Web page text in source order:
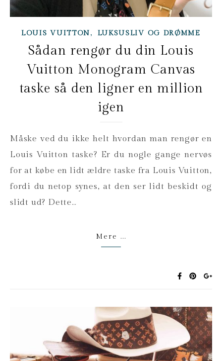
LOUIS VUITTON, LUKSUSLIV OG DRØMME
Sådan rengør du din Louis
Vuitton Monogram Canvas
taske så den ligner en million
igen
Måske ved du ikke helt hvordan man rengør en
Louis Vuitton taske? Er du nogle gange nervøs
for at købe en lidt ældre taske fra Louis Vuitton,
fordi du netop synes, at den ser lidt beskidt og
slidt ud? Dette…
Mere ...